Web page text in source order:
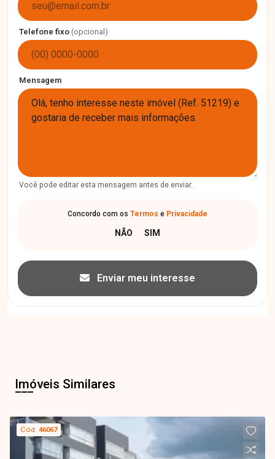
Telefone fixo (opcional)
Mensagem
Você pode editar esta mensagem antes de enviar.
Concordo com os Termos e Privacidade
Enviar meu interesse
Imóveis Similares
Cód.46067